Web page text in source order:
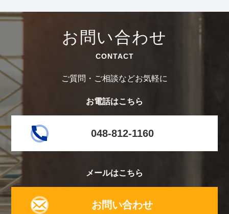
お問い合わせ
CONTACT
ご質問・ご相談などお気軽に
お電話はこちら
048-812-1160
メールはこちら
お問い合わせ